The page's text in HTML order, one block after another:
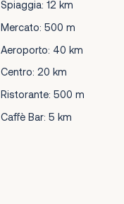
Spiaggia: 12 km
Mercato: 500 m
Aeroporto: 40 km
Centro: 20 km
Ristorante: 500 m
Caffè Bar: 5 km